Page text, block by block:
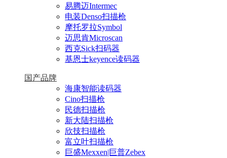
易腾迈Intermec
电装Denso扫描枪
摩托罗拉Symbol
迈思肯Microscan
西克Sick扫码器
基恩士keyence读码器
国产品牌
海康智能读码器
Cino扫描枪
民德扫描枪
新大陆扫描枪
欣技扫描枪
富立叶扫描枪
巨盛Mexxen|巨普Zebex